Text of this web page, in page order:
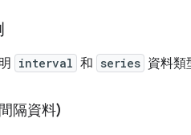
interval 和 series 資料類
隔資料)